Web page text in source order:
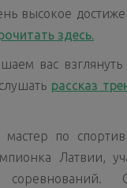
высокое
здесь.
вас
рассказ
мастер по
Латвии,
соревнований.